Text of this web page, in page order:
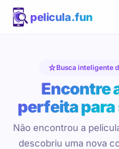
pelicula.fun
Busca inteligente
Encontre
perfeita
Não encontrou a
descobriu uma nova